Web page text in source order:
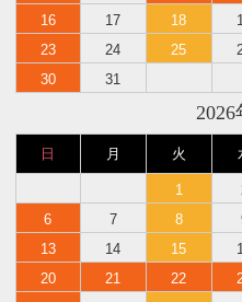
16
17 18
23
24 25
30
31
2026
日 月 火
1
6
7 8
13
14 15
20
21 22